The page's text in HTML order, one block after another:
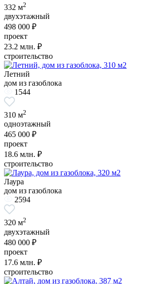
332 м2
двухэтажный
498 000 ₽
проект
23.2 млн. ₽
строительство
Летний
дом из газоблока
1544
310 м2
одноэтажный
465 000 ₽
проект
18.6 млн. ₽
строительство
Лаура
дом из газоблока
2594
320 м2
двухэтажный
480 000 ₽
проект
17.6 млн. ₽
строительство